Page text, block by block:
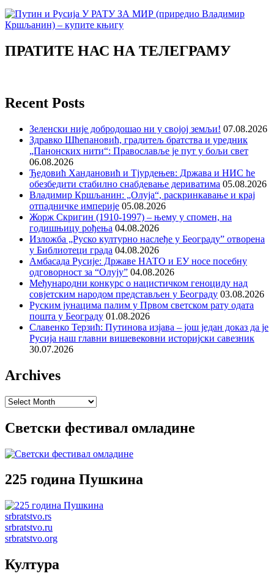
ПРАТИТЕ НАС НА ТЕЛЕГРАМУ
Recent Posts
Зеленски није добродошао ни у својој земљи! 07.08.2026
Здравко Шћепановић, градитељ братства и уредник
„Панонских нити“: Православље је пут у бољи свет
06.08.2026
Ђедовић Хандановић и Тјурдењев: Држава и НИС ће
обезбедити стабилно снабдевање дериватима 05.08.2026
Владимир Кршљанин: „Олуја“, раскринкавање и крај
отпадничке империје 05.08.2026
Жорж Скригин (1910-1997) – њему у спомен, на
годишњицу рођења 04.08.2026
Изложба „Руско културно наслеђе у Београду” отворена
у Библиотеци града 04.08.2026
Амбасада Русије: Државе НАТО и ЕУ носе посебну
одговорност за “Олују” 04.08.2026
Међународни конкурс о нацистичком геноциду над
совјетским народом представљен у Београду 03.08.2026
Руским јунацима палим у Првом светском рату одата
пошта у Београду 01.08.2026
Славенко Терзић: Путинова изјава – још један доказ да је
Русија наш главни вишевековни историјски савезник
30.07.2026
Archives
Archives
Светски фестивал омладине
225 година Пушкина
srbratstvo.rs
srbratstvo.ru
srbratstvo.org
Култура